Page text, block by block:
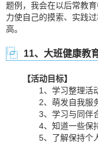
题例，我会在以后常教
力使自己的摸索、实践
高。
11、大班健康教
【活动目标】
1、学习整理活动
2、萌发自我服务
3、学习与同伴合
4、知道一些保持
5、了解保持个人